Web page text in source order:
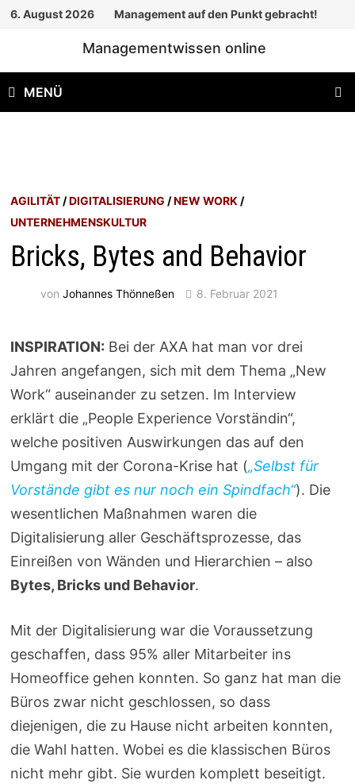
Zum
6. August 2026 Management auf den Punkt gebracht!
Managementwissen online
MENÜ
AGILITÄT /DIGITALISIERUNG /NEW WORK /
UNTERNEHMENSKULTUR
Bricks, Bytes and Behavior
vonJohannes Thönneßen 8. Februar 2021
INSPIRATION: Bei der AXA hat man vor drei
Jahren angefangen, sich mit dem Thema „New
Work“ auseinander zu setzen. Im Interview
erklärt die „People Experience Vorständin“,
welche positiven Auswirkungen das auf den
Umgang mit der Corona-Krise hat („Selbst für
Vorstände gibt es nur noch ein Spindfach“). Die
wesentlichen Maßnahmen waren die
Digitalisierung aller Geschäftsprozesse, das
Einreißen von Wänden und Hierarchien – also
Bytes, Bricks und Behavior.
Mit der Digitalisierung war die Voraussetzung
geschaffen, dass 95% aller Mitarbeiter ins
Homeoffice gehen konnten. So ganz hat man die
Büros zwar nicht geschlossen, so dass
diejenigen, die zu Hause nicht arbeiten konnten,
die Wahl hatten. Wobei es die klassischen Büros
nicht mehr gibt. Sie wurden komplett beseitigt.